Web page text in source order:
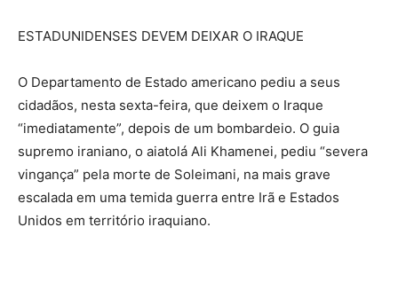
ESTADUNIDENSES DEVEM DEIXAR O IRAQUE
O Departamento de Estado americano pediu a seus
cidadãos, nesta sexta-feira, que deixem o Iraque
“imediatamente”, depois de um bombardeio. O guia
supremo iraniano, o aiatolá Ali Khamenei, pediu “severa
vingança” pela morte de Soleimani, na mais grave
escalada em uma temida guerra entre Irã e Estados
Unidos em território iraquiano.